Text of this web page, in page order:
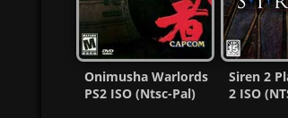
Onimusha Warlords
PS2 ISO (Ntsc-Pal)
Siren 2
2 ISO